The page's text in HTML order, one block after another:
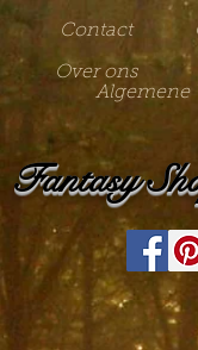
Contact
Over ons
Algemene
Fantasy